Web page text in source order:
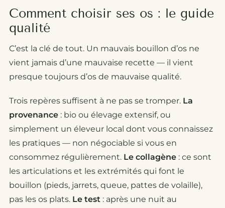
Comment choisir ses os : le guide
qualité
C’est la clé de tout. Un mauvais bouillon d’os ne
vient jamais d’une mauvaise recette — il vient
presque toujours d’os de mauvaise qualité.
Trois repères suffisent à ne pas se tromper. La
provenance : bio ou élevage extensif, ou
simplement un éleveur local dont vous connaissez
les pratiques — non négociable si vous en
consommez régulièrement. Le collagène : ce sont
les articulations et les extrémités qui font le
bouillon (pieds, jarrets, queue, pattes de volaille),
pas les os plats. Le test : après une nuit au